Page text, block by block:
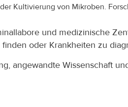
Kultivierung von Mikroben.
und medizinische
oder Krankheiten zu
angewandte Wissenschaft